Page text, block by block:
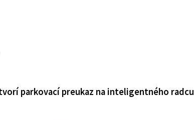
parkovací preukaz na inteligentného radcu